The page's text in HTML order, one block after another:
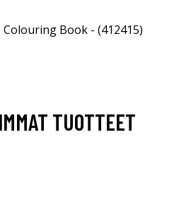
Book - (412415)
TUOTTEET